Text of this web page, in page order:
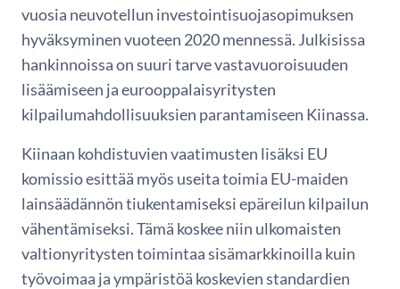
vuosia neuvotellun investointisuojasopimuksen
hyväksyminen vuoteen 2020 mennessä. Julkisissa
hankinnoissa on suuri tarve vastavuoroisuuden
lisäämiseen ja eurooppalaisyritysten
kilpailumahdollisuuksien parantamiseen Kiinassa.
Kiinaan kohdistuvien vaatimusten lisäksi EU
komissio esittää myös useita toimia EU-maiden
lainsäädännön tiukentamiseksi epäreilun kilpailun
vähentämiseksi. Tämä koskee niin ulkomaisten
valtionyritysten toimintaa sisämarkkinoilla kuin
työvoimaa ja ympäristöä koskevien standardien